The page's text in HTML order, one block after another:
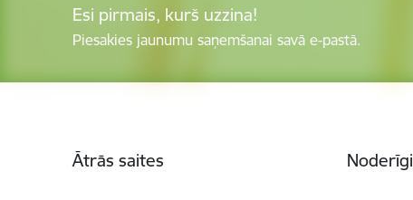
Esi pirmais, kurš uzzina!
Piesakies jaunumu saņemšanai savā e-pastā.
Ātrās saites Noderīgi